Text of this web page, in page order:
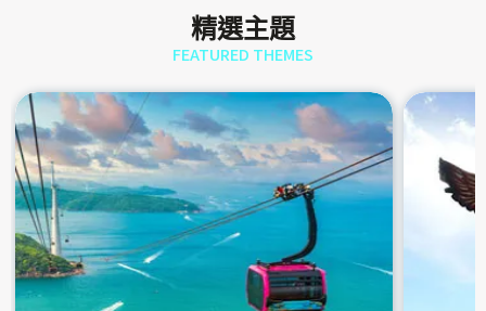
精選主題
FEATURED THEMES